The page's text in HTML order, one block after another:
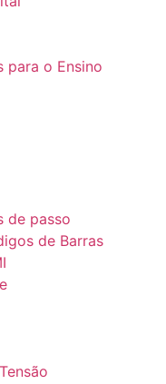
para o Ensino
de passo
de Barras